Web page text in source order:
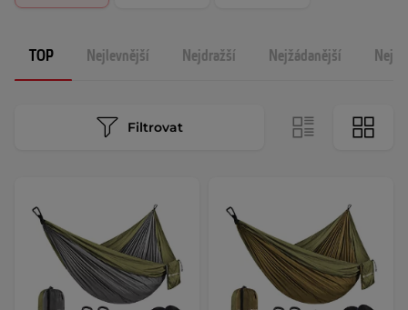
TOP Nejlevnější Nejdražší Nejžádanější
Filtrovat